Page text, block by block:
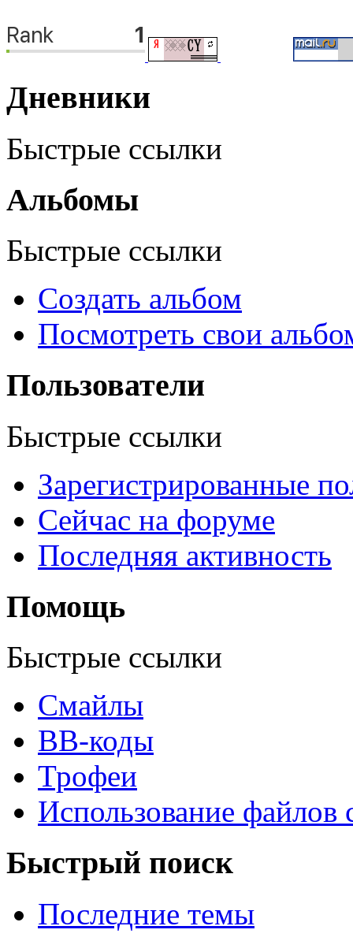
Дневники
Быстрые ссылки
Альбомы
Быстрые ссылки
Создать альбом
Посмотреть свои
Пользователи
Быстрые ссылки
Зарегистрированные
Сейчас на форуме
Последняя активность
Помощь
Быстрые ссылки
Смайлы
BB-коды
Трофеи
Использование файлов
Быстрый поиск
Последние темы